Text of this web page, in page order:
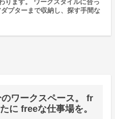
ります。 ワークスタイルに合っ
プターまで収納し、探す手間な
ワークスペース。 fr
に freeな仕事場を。